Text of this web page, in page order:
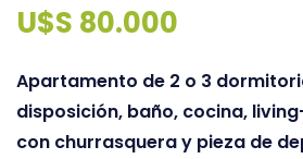
U$S 80.000
Apartamento de 2 o 3
disposición, baño, cocina,
con churrasquera y pieza de